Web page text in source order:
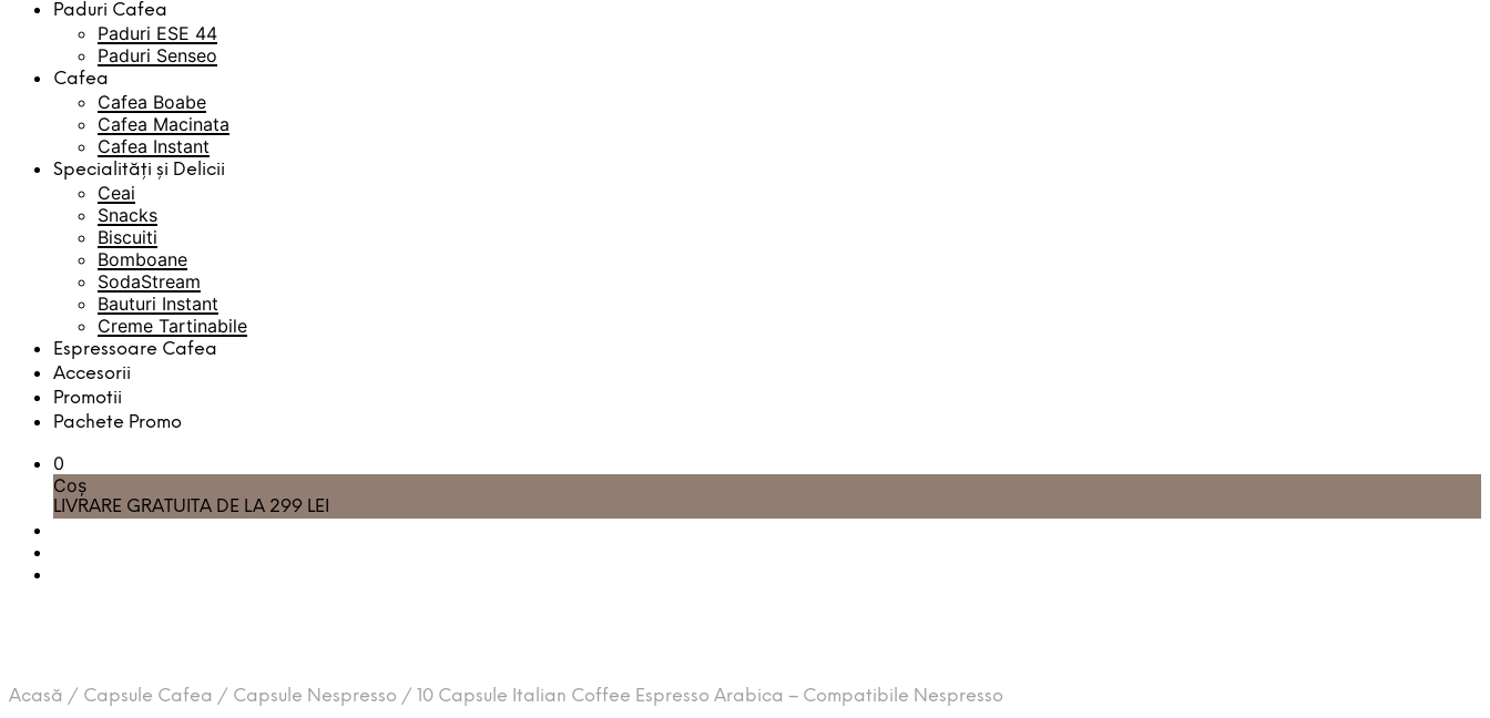
Paduri Cafea
Paduri ESE 44
Paduri Senseo
Cafea
Cafea Boabe
Cafea Macinata
Cafea Instant
Specialități și Delicii
Ceai
Snacks
Biscuiti
Bomboane
SodaStream
Bauturi Instant
Creme Tartinabile
Espressoare Cafea
Accesorii
Promotii
Pachete Promo
0
Coș
LIVRARE GRATUITA DE LA 299 LEI
Acasă / Capsule Cafea / Capsule Nespresso / 10 Capsule Italian Coffee Espresso Arabica – Compatibile Nespresso